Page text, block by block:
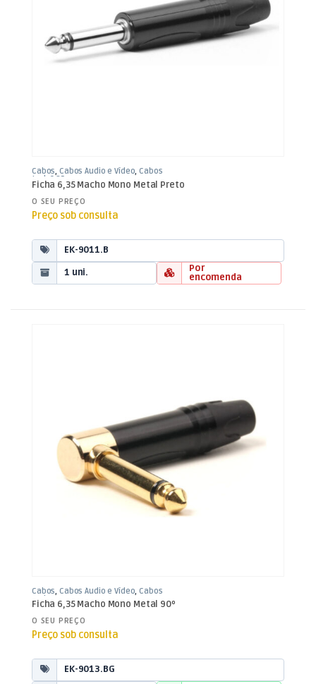
Cabos,Cabos Áudio e Vídeo,Cabos
Jack 6,35mm
Ficha 6,35 Macho Mono Metal Preto
O SEU PREÇO
Preço sob consulta
EK-9011.B
1 uni.
Por
encomenda
Cabos ,Cabos Áudio e Vídeo ,Cabos
Jack 6,35mm
Ficha 6,35 Macho Mono Metal 90º
O SEU PREÇO
Preço sob consulta
EK-9013.BG